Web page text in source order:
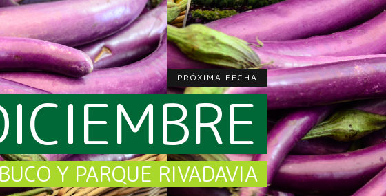
PRÓXIMA FECHA
Y PARQUE RIVADAVIA